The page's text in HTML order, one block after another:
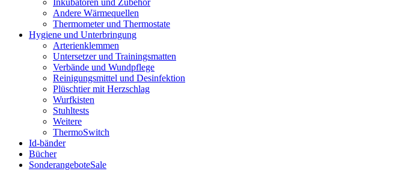
Inkubatoren und Zubehör
Andere Wärmequellen
Thermometer und Thermostate
Hygiene und Unterbringung
Arterienklemmen
Untersetzer und Trainingsmatten
Verbände und Wundpflege
Reinigungsmittel und Desinfektion
Plüschtier mit Herzschlag
Wurfkisten
Stuhltests
Weitere
ThermoSwitch
Id-bänder
Bücher
SonderangeboteSale